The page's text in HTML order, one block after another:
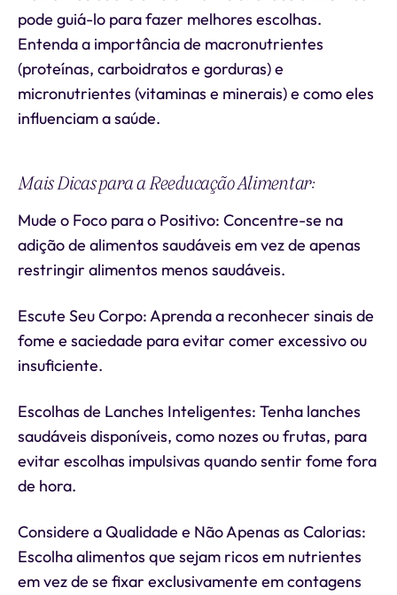
pode guiá-lo para fazer melhores escolhas.
Entenda a importância de macronutrientes
(proteínas, carboidratos e gorduras) e
micronutrientes (vitaminas e minerais) e como eles
influenciam a saúde.
Mais Dicas para a Reeducação Alimentar:
Mude o Foco para o Positivo: Concentre-se na
adição de alimentos saudáveis em vez de apenas
restringir alimentos menos saudáveis.
Escute Seu Corpo: Aprenda a reconhecer sinais de
fome e saciedade para evitar comer excessivo ou
insuficiente.
Escolhas de Lanches Inteligentes: Tenha lanches
saudáveis disponíveis, como nozes ou frutas, para
evitar escolhas impulsivas quando sentir fome fora
de hora.
Considere a Qualidade e Não Apenas as Calorias:
Escolha alimentos que sejam ricos em nutrientes
em vez de se fixar exclusivamente em contagens